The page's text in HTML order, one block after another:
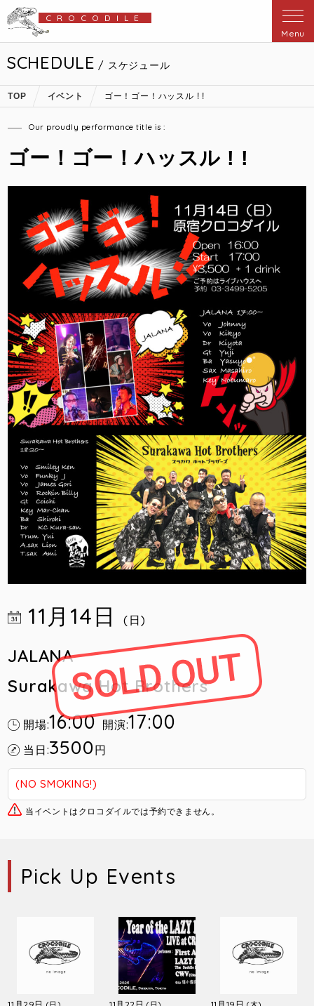
CROCODILE
Menu
SCHEDULE / スケジュール
TOP イベント ゴー！ゴー！ハッスル ! !
Our proudly performance title is :
ゴー！ゴー！ハッスル ! !
11月14日(日)
JALANA
Surakawa Hot Brothers
開場:16:00 開演:17:00
当日:3500円
(NO SMOKING!)
当イベントはクロコダイルでは予約できません。
Pick Up Events